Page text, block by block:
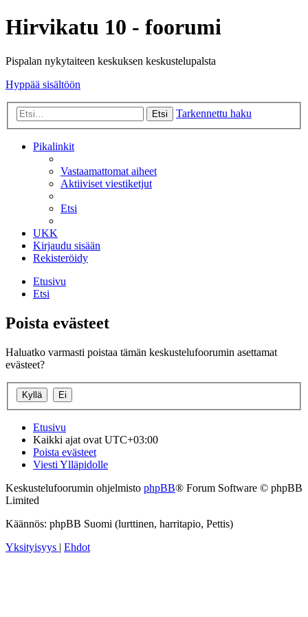
Hirvikatu 10 - foorumi
Pispalan nykytaiteen keskuksen keskustelupalsta
Hyppää sisältöön
Etsi Tarkennettu haku
Pikalinkit
Vastaamattomat aiheet
Aktiiviset viestiketjut
Etsi
UKK
Kirjaudu sisään
Rekisteröidy
Etusivu
Etsi
Poista evästeet
Haluatko varmasti poistaa tämän keskustelufoorumin asettamat
evästeet?
Etusivu
Kaikki ajat ovat UTC+03:00
Poista evästeet
Viesti Ylläpidolle
Keskustelufoorumin ohjelmisto phpBB® Forum Software © phpBB
Limited
Käännös: phpBB Suomi (lurttinen, harritapio, Pettis)
Yksityisyys | Ehdot